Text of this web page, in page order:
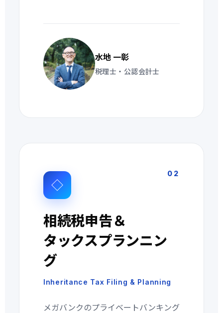
水地 一彰
税理士・公認会計士
02
◇
相続税申告＆
タックスプランニン
グ
Inheritance Tax Filing & Planning
メガバンクのプライベートバンキング